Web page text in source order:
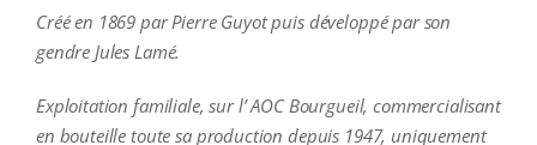
Créé en 1869 par Pierre Guyot puis développé par son
gendre Jules Lamé.
Exploitation familiale, sur l’ AOC Bourgueil, commercialisant
en bouteille toute sa production depuis 1947, uniquement